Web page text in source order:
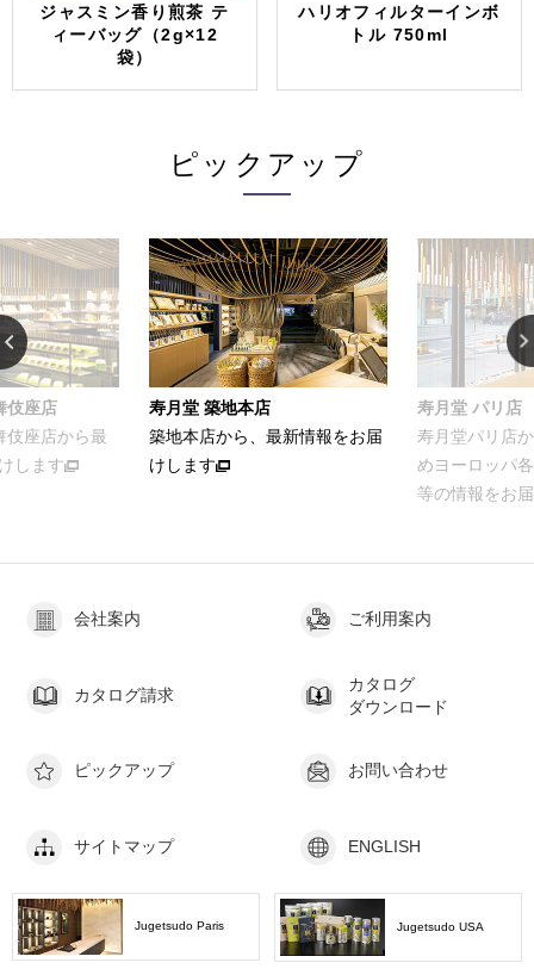
ジャスミン香り煎茶 テ
ィーバッグ（2g×12
袋）
ハリオフィルターインボ
トル 750ml
ピックアップ
伎座店
伎座店から最
します
寿月堂 築地本店
築地本店から、最新情報をお届
けします
寿月堂 パリ店
寿月堂パリ店
めヨーロッパ
等の情報をお
会社案内 ご利用案内
カタログ請求
カタログ
ダウンロード
ピックアップ お問い合わせ
サイトマップ ENGLISH
Jugetsudo Paris Jugetsudo USA